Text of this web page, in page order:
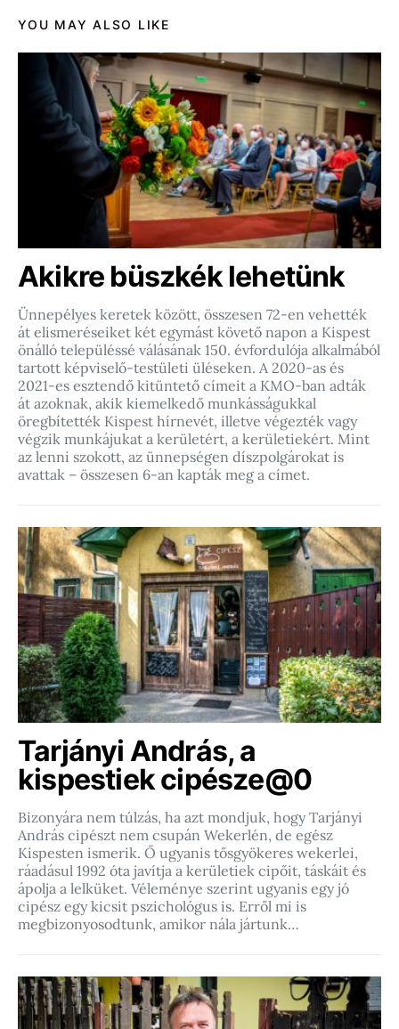
YOU MAY ALSO LIKE
Akikre büszkék lehetünk
Ünnepélyes keretek között, összesen 72-en vehették
át elismeréseiket két egymást követő napon a Kispest
önálló településsé válásának 150. évfordulója alkalmából
tartott képviselő-testületi üléseken. A 2020-as és
2021-es esztendő kitüntető címeit a KMO-ban adták
át azoknak, akik kiemelkedő munkásságukkal
öregbítették Kispest hírnevét, illetve végezték vagy
végzik munkájukat a kerületért, a kerületiekért. Mint
az lenni szokott, az ünnepségen díszpolgárokat is
avattak – összesen 6-an kapták meg a címet.
Tarjányi András, a
kispestiek cipésze@0
Bizonyára nem túlzás, ha azt mondjuk, hogy Tarjányi
András cipészt nem csupán Wekerlén, de egész
Kispesten ismerik. Ő ugyanis tősgyökeres wekerlei,
ráadásul 1992 óta javítja a kerületiek cipőit, táskáit és
ápolja a lelküket. Véleménye szerint ugyanis egy jó
cipész egy kicsit pszichológus is. Erről mi is
megbizonyosodtunk, amikor nála jártunk…